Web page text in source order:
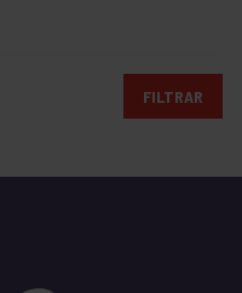
FILTRAR